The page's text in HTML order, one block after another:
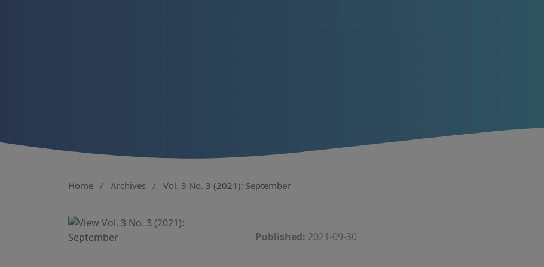
Home / Archives / Vol. 3 No. 3 (2021): September
Published: 2021-09-30